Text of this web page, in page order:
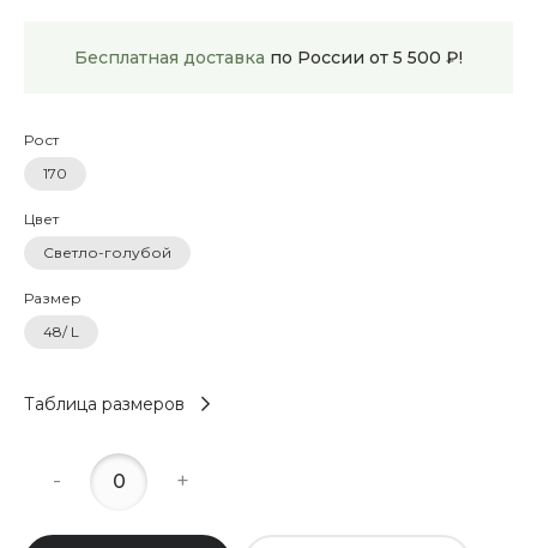
Бесплатная доставка по России от 5 500 ₽!
Рост
170
Цвет
Светло-голубой
Размер
48/ L
Таблица размеров
- +